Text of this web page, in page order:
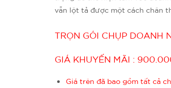
vẫn lột tả được một cách chân
TRỌN GÓI CHỤP DOANH
GIÁ KHUYẾN MÃI :
Giá trên đã bao gồm tất cả